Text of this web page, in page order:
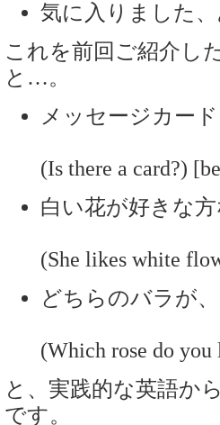
気に入りました
これを前回ご紹介し
と…。
メッセージカー
(Is there a card?)
白い花が好きな
(She likes white
どちらのバラが
(Which rose do
と、実践的な英語か
です。